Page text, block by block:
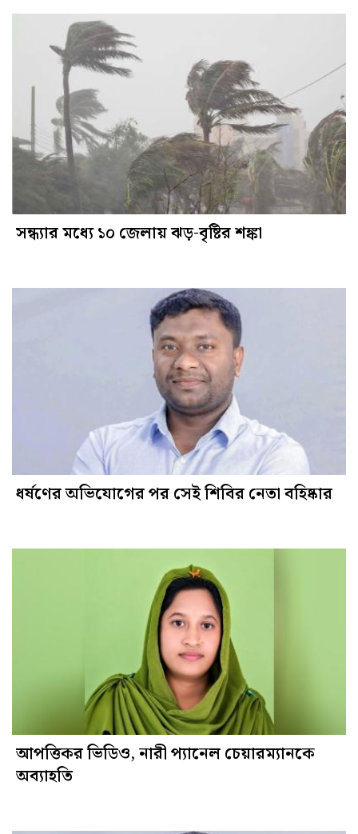
সন্ধ্যার মধ্যে ১০ জেলায় ঝড়-বৃষ্টির শঙ্কা
ধর্ষণের অভিযোগের পর সেই শিবির নেতা বহিষ্কার
আপত্তিকর ভিডিও, নারী প্যানেল চেয়ারম্যানকে
অব্যাহতি